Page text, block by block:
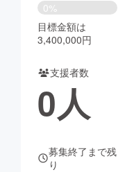
チャレンジ
CAMPFIRE Creation
コミュニティ
0%
目標金額は
3,400,000円
支援者数
0人
募集終了まで残
り